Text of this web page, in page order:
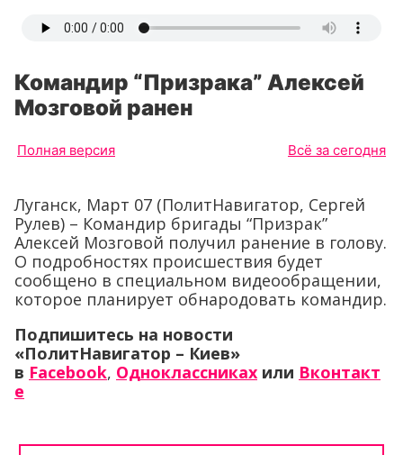
Командир “Призрака” Алексей
Мозговой ранен
Полная версия Всё за сегодня
Луганск, Март 07 (ПолитНавигатор, Сергей
Рулев) – Командир бригады “Призрак”
Алексей Мозговой получил ранение в голову.
О подробностях происшествия будет
сообщено в специальном видеообращении,
которое планирует обнародовать командир.
Подпишитесь на новости
«ПолитНавигатор – Киев»
в Facebook, Одноклассниках или Вконтакт
е